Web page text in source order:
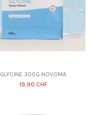
GLYCINE 300G NOVOMA
19,90 CHF